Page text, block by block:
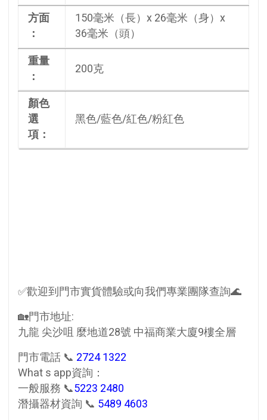
方面
：
150毫米（長）x 26毫米（身）x
36毫米（頭）
重量
：
200克
顏色
選
項：
黑色/藍色/紅色/粉紅色
✅歡迎到門市實貨體驗或向我們專業團隊查詢🌊
🏡門市地址:
九龍 尖沙咀 麼地道28號 中福商業大廈9樓全層
門市電話 📞 2724 1322
What s app資詢：
一般服務 📞5223 2480
潛攝器材資詢 📞 5489 4603